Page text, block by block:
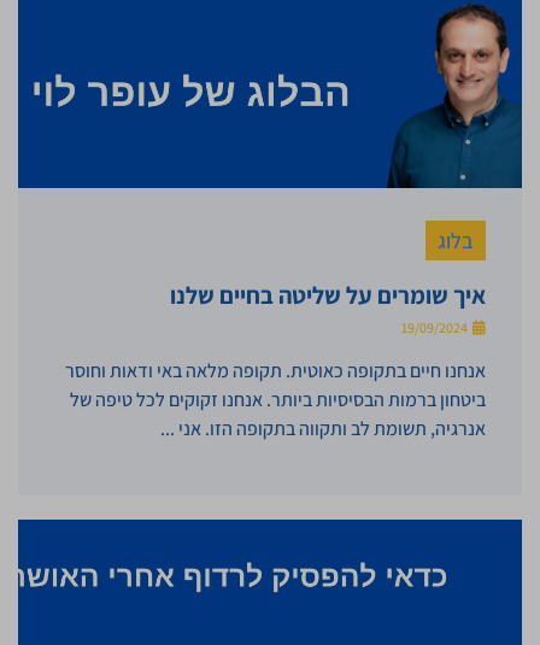
בלוג
איך שומרים על שליטה בחיים שלנו
אנחנו חיים בתקופה כאוטית. תקופה מלאה באי ודאות וחוסר
ביטחון ברמות הבסיסיות ביותר. אנחנו זקוקים לכל טיפה של
אנרגיה, תשומת לב ותקווה בתקופה הזו. אני ...